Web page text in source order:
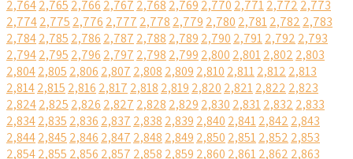
2,7642,765 2,766 2,767 2,768 2,769 2,770 2,7712,772 2,773
2,7742,775 2,776 2,777 2,778 2,779 2,780 2,7812,782 2,783
2,7842,785 2,786 2,787 2,788 2,789 2,790 2,7912,792 2,793
2,7942,795 2,796 2,797 2,798 2,799 2,800 2,8012,802 2,803
2,8042,805 2,806 2,807 2,808 2,809 2,810 2,8112,812 2,813
2,8142,815 2,816 2,817 2,818 2,819 2,820 2,8212,822 2,823
2,8242,825 2,826 2,827 2,828 2,829 2,830 2,8312,832 2,833
2,8342,835 2,836 2,837 2,838 2,839 2,840 2,8412,842 2,843
2,8442,845 2,846 2,847 2,848 2,849 2,850 2,8512,852 2,853
2,8542,855 2,856 2,857 2,858 2,859 2,860 2,8612,862 2,863